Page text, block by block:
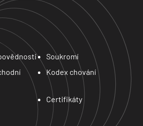
Soukromí
Kodex chování
Certifikáty